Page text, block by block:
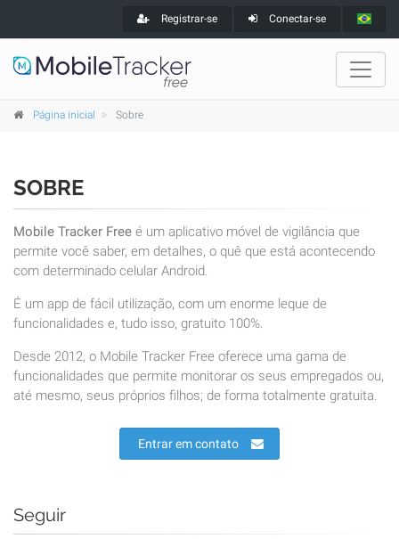
Registrar-se Conectar-se
Página inicial Sobre
SOBRE
Mobile Tracker Free é um aplicativo móvel de vigilância que
permite você saber, em detalhes, o quê que está acontecendo
com determinado celular Android.
É um app de fácil utilização, com um enorme leque de
funcionalidades e, tudo isso, gratuito 100%.
Desde 2012, o Mobile Tracker Free oferece uma gama de
funcionalidades que permite monitorar os seus empregados ou,
até mesmo, seus próprios filhos; de forma totalmente gratuita.
Entrar em contato
Seguir